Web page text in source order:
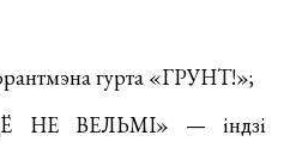
гурта «ГРУНТ!»;
НЕ ВЕЛЬМІ» — індзі